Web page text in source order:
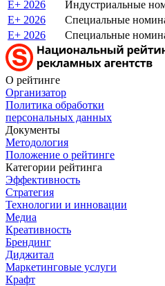
E+ 2026
Индустриальные
E+ 2026
Специальные
E+ 2026
Специальные
О рейтинге
Организатор
Политика обработки
персональных данных
Документы
Методология
Положение о рейтинге
Категории рейтинга
Эффективность
Стратегия
Технологии и инновации
Медиа
Креативность
Брендинг
Диджитал
Маркетинговые услуги
Крафт